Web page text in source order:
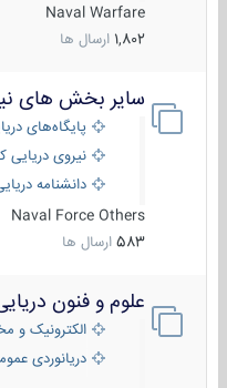
Naval Warfare
1,802 ارسال ها
سایر بخش های
پایگاه‌های
نیروی دریایی
دانشنامه دریایی
Naval Force Others
583 ارسال ها
علوم و فنون دریایی
الکترونیک و
دریانوردی عمومی